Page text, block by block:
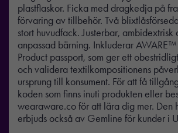
plastflaskor. Ficka med dragkedja på
förvaring av tillbehör. Två
stort huvudfack. Justerbar, ambidextrisk
anpassad bärning. Inkluderar
Product passport, som ger ett
och validera textilkompositionens
ursprung till konsument. För att få
koden som finns inuti produkten eller
wearaware.co för att lära dig mer. Den
erbjuds också av Gemline för kunder i